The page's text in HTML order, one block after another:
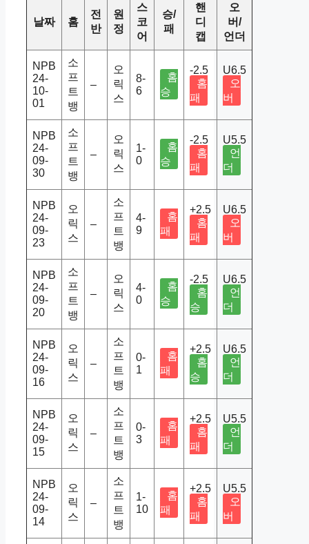
날짜 홈
전
반
원
정
스
코
어
승/
패
핸
디
캡
오
버/
언더
NPB
24-
10-
01
소
프
트
뱅
–
오
릭
스
8-
6
홈
승
-2.5
홈
패
U6.5
오
버
NPB
24-
09-
30
소
프
트
뱅
–
오
릭
스
1-
0
홈
승
-2.5
홈
패
U5.5
언
더
NPB
24-
09-
23
오
릭
스
–
소
프
트
뱅
4-
9
홈
패
+2.5
홈
패
U6.5
오
버
NPB
24-
09-
20
소
프
트
뱅
–
오
릭
스
4-
0
홈
승
-2.5
홈
승
U6.5
언
더
NPB
24-
09-
16
오
릭
스
–
소
프
트
뱅
0-
1
홈
패
+2.5
홈
승
U6.5
언
더
NPB
24-
09-
15
오
릭
스
–
소
프
트
뱅
0-
3
홈
패
+2.5
홈
패
U5.5
언
더
NPB
24-
09-
14
오
릭
스
–
소
프
트
뱅
1-
10
홈
패
+2.5
홈
패
U5.5
오
버